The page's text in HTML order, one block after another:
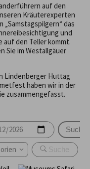
auf den
Kräuterexperten
„Samstagspilgern“ das
und
auf den Teller kommt.
Sie im Westallgäuer
Lindenberger Huttag
haben wir in der
zusammengefasst.
Suchen